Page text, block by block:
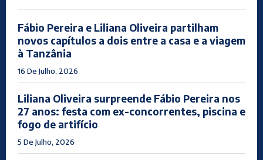
Fábio Pereira e Liliana Oliveira partilham
novos capítulos a dois entre a casa e a viagem
à Tanzânia
16 De Julho, 2026
Liliana Oliveira surpreende Fábio Pereira nos
27 anos: festa com ex-concorrentes, piscina e
fogo de artifício
5 De Julho, 2026